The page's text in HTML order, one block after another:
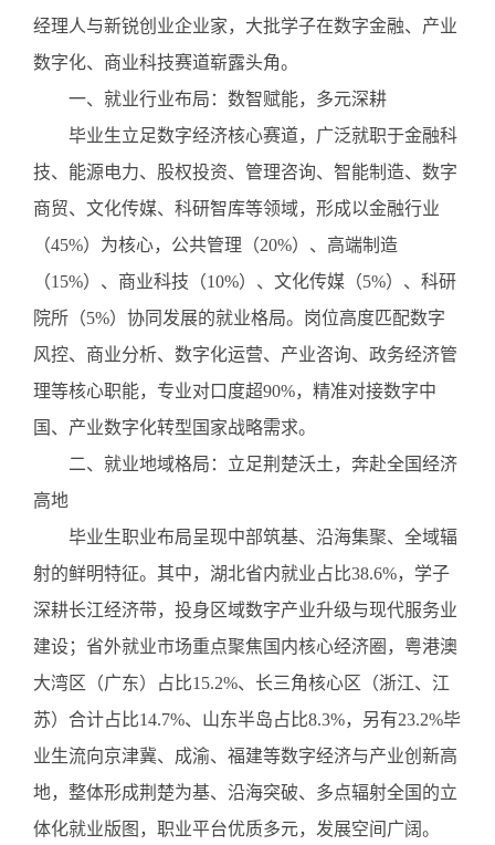
经理人与新锐创业企业家，大批学子在数字金融、产业
数字化、商业科技赛道崭露头角。
一、就业行业布局：数智赋能，多元深耕
毕业生立足数字经济核心赛道，广泛就职于金融科
技、能源电力、股权投资、管理咨询、智能制造、数字
商贸、文化传媒、科研智库等领域，形成以金融行业
（45%）为核心，公共管理（20%）、高端制造
（15%）、商业科技（10%）、文化传媒（5%）、科研
院所（5%）协同发展的就业格局。岗位高度匹配数字
风控、商业分析、数字化运营、产业咨询、政务经济管
理等核心职能，专业对口度超90%，精准对接数字中
国、产业数字化转型国家战略需求。
二、就业地域格局：立足荆楚沃土，奔赴全国经济
高地
毕业生职业布局呈现中部筑基、沿海集聚、全域辐
射的鲜明特征。其中，湖北省内就业占比38.6%，学子
深耕长江经济带，投身区域数字产业升级与现代服务业
建设；省外就业市场重点聚焦国内核心经济圈，粤港澳
大湾区（广东）占比15.2%、长三角核心区（浙江、江
苏）合计占比14.7%、山东半岛占比8.3%，另有23.2%毕
业生流向京津冀、成渝、福建等数字经济与产业创新高
地，整体形成荆楚为基、沿海突破、多点辐射全国的立
体化就业版图，职业平台优质多元，发展空间广阔。